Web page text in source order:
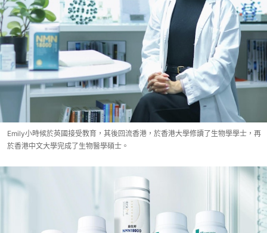
Emily小時候於英國接受教育，其後回流香港，於香港大學修讀了生物學學士，再
於香港中文大學完成了生物醫學碩士。